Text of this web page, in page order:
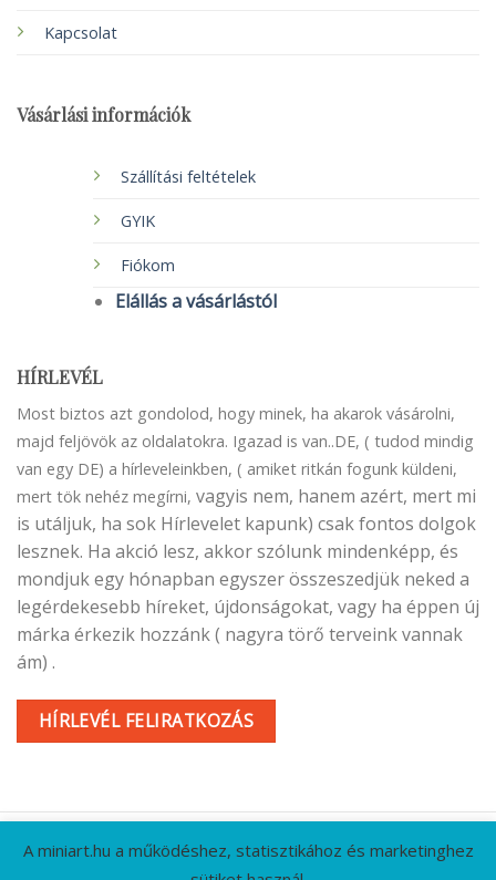
Kapcsolat
Vásárlási információk
Szállítási feltételek
GYIK
Fiókom
Elállás a vásárlástól
HÍRLEVÉL
Most biztos azt gondolod, hogy minek, ha akarok vásárolni,
majd feljövök az oldalatokra. Igazad is van..DE, ( tudod mindig
van egy DE) a hírleveleinkben, ( amiket ritkán fogunk küldeni,
mert tök nehéz megírni, vagyis nem, hanem azért, mert mi
is utáljuk, ha sok Hírlevelet kapunk) csak fontos dolgok
lesznek. Ha akció lesz, akkor szólunk mindenképp, és
mondjuk egy hónapban egyszer összeszedjük neked a
legérdekesebb híreket, újdonságokat, vagy ha éppen új
márka érkezik hozzánk ( nagyra törő terveink vannak
ám) .
HÍRLEVÉL FELIRATKOZÁS
A miniart.hu a működéshez, statisztikához és marketinghez